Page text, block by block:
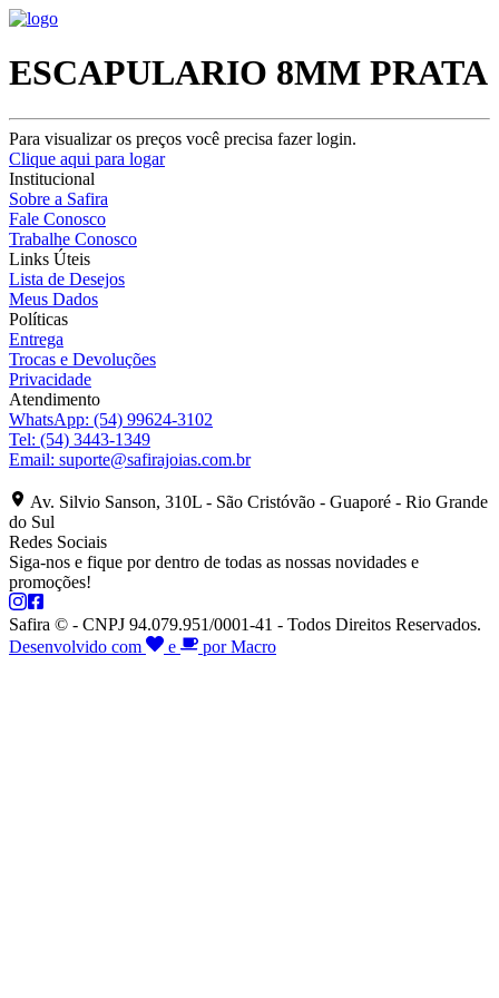
ESCAPULARIO 8MM PRATA
Para visualizar os preços você precisa fazer login.
Clique aqui para logar
Institucional
Sobre a Safira
Fale Conosco
Trabalhe Conosco
Links Úteis
Lista de Desejos
Meus Dados
Políticas
Entrega
Trocas e Devoluções
Privacidade
Atendimento
WhatsApp: (54) 99624-3102
Tel: (54) 3443-1349
Email: suporte@safirajoias.com.br
Av. Silvio Sanson, 310L - São Cristóvão - Guaporé - Rio Grande
do Sul
Redes Sociais
Siga-nos e fique por dentro de todas as nossas novidades e
promoções!
Safira © - CNPJ 94.079.951/0001-41 - Todos Direitos Reservados.
Desenvolvido com
e por Macro